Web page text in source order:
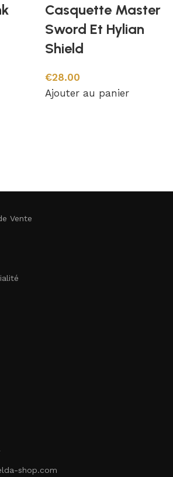
Casquette Master
Sword Et Hylian
Shield
€28.00
Ajouter au panier
Vente
shop.com